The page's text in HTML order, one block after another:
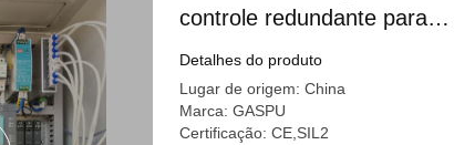
controle redundante para
aplicações de alta segurança
Detalhes do produto
Lugar de origem: China
Marca: GASPU
Certificação: CE,SIL2